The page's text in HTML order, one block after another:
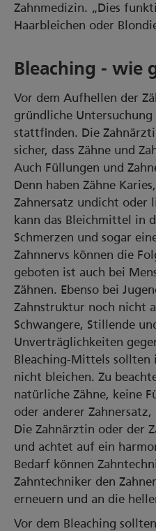
Zahnmedizin. „Dies
Haarbleichen oder
Bleaching - wie
Vor dem Aufhellen der
gründliche
stattfinden. Die
sicher, dass Zähne und
Auch Füllungen und
Denn haben Zähne
Zahnersatz undicht oder
kann das Bleichmittel in
Schmerzen und sogar
Zahnnervs können die
geboten ist auch bei
Zähnen. Ebenso bei
Zahnstruktur noch nicht
Schwangere, Stillende
Unverträglichkeiten
Bleaching-Mittels sollten
nicht bleichen. Zu
natürliche Zähne, keine
oder anderer
Die Zahnärztin oder der
und achtet auf ein
Bedarf können
Zahntechniker den
erneuern und an die
Vor dem Bleaching